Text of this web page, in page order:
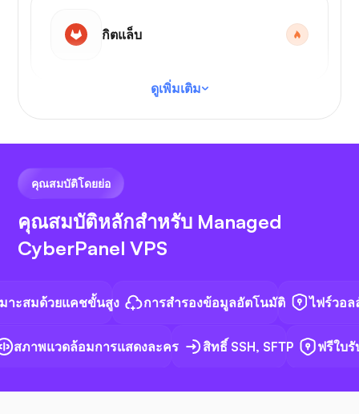
กิตแล็บ
รหัส VS
เอ็น8เอ็น
ดูเพิ่มเติม
คุณสมบัติโดยย่อ
คุณสมบัติหลักสำหรับ Managed
CyberPanel VPS
ยแคชขั้นสูง การสำรองข้อมูลอัตโนมัติ ไฟร์วอลล์เฉพาะ
พแวดล้อมการแสดงละคร สิทธิ์ SSH, SFTP ฟรีใบรับรอง